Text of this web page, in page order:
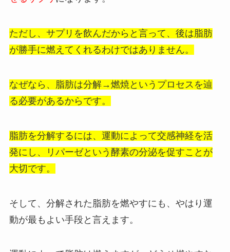
ただし、サプリを飲んだからと言って、後は脂肪
が勝手に燃えてくれるわけではありません。
なぜなら、脂肪は分解→燃焼というプロセスを辿
る必要があるからです。
脂肪を分解するには、運動によって交感神経を活
発にし、リパーゼという酵素の分泌を促すことが
大切です。
そして、分解された脂肪を燃やすにも、やはり運
動が最もよい手段と言えます。